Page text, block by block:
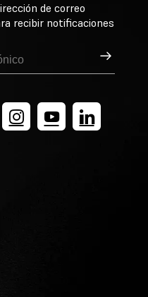
de correo
recibir notificaciones
Suscribirse